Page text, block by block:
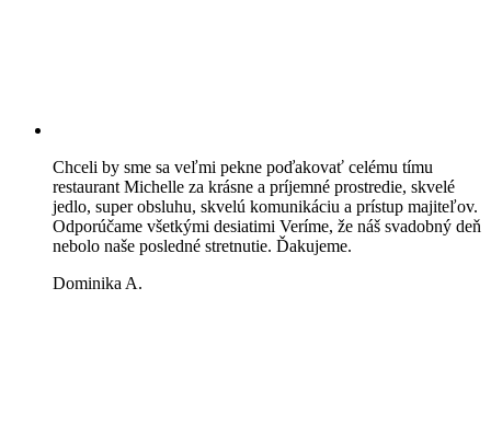
Chceli by sme sa veľmi pekne poďakovať celému tímu
restaurant Michelle za krásne a príjemné prostredie, skvelé
jedlo, super obsluhu, skvelú komunikáciu a prístup majiteľov.
Odporúčame všetkými desiatimi Veríme, že náš svadobný deň
nebolo naše posledné stretnutie. Ďakujeme.
Dominika A.